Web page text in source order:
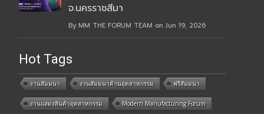
จ.นครราชสีมา
By MM THE FORUM TEAM on Jun 19, 2026
Hot Tags
งานสัมมนา งานสัมมนาด้านอุตสาหกรรม ฟรีสัมมนา
งานแสดงสินค้าอุตสาหกรรม Modern Manufacturing Forum